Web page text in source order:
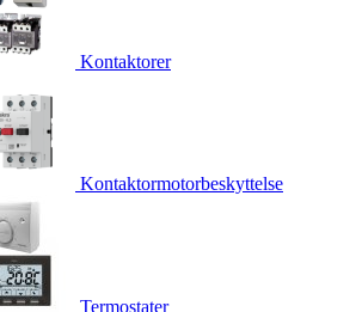
Kontaktorer
Kontaktormotorbeskyttelse
Termostater